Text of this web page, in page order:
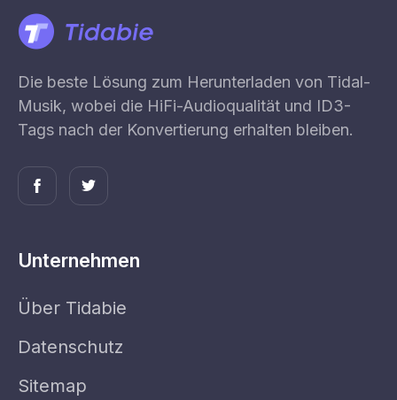
Die beste Lösung zum Herunterladen von Tidal-
Musik, wobei die HiFi-Audioqualität und ID3-
Tags nach der Konvertierung erhalten bleiben.
Unternehmen
Über Tidabie
Datenschutz
Sitemap